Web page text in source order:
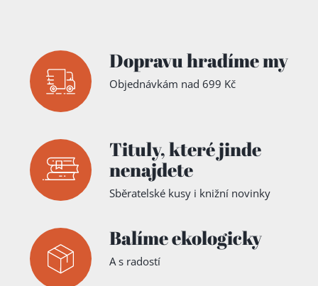
Dopravu hradíme my
Objednávkám nad 699 Kč
Tituly,které jinde
nenajdete
Sběratelské kusy i knižní novinky
Balíme ekologicky
A s radostí
Přidáno do košíku!